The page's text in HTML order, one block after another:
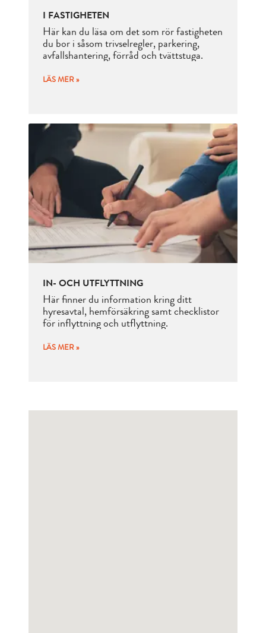
I FASTIGHETEN
Här kan du läsa om det som rör fastigheten
du bor i såsom trivselregler, parkering,
avfallshantering, förråd och tvättstuga.
LÄS MER »
IN- OCH UTFLYTTNING
Här finner du information kring ditt
hyresavtal, hemförsäkring samt checklistor
för inflyttning och utflyttning.
LÄS MER »